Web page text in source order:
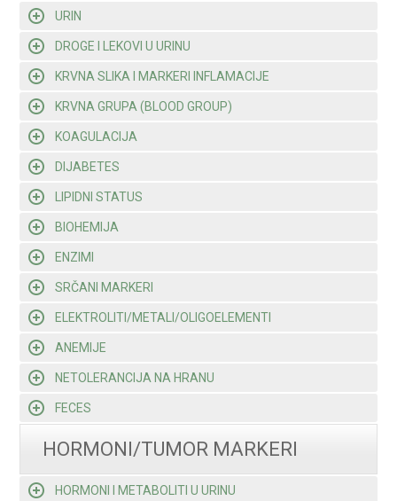
URIN
DROGE I LEKOVI U URINU
KRVNA SLIKA I MARKERI INFLAMACIJE
KRVNA GRUPA (BLOOD GROUP)
KOAGULACIJA
DIJABETES
LIPIDNI STATUS
BIOHEMIJA
ENZIMI
SRČANI MARKERI
ELEKTROLITI/METALI/OLIGOELEMENTI
ANEMIJE
NETOLERANCIJA NA HRANU
FECES
HORMONI/TUMOR MARKERI
HORMONI I METABOLITI U URINU